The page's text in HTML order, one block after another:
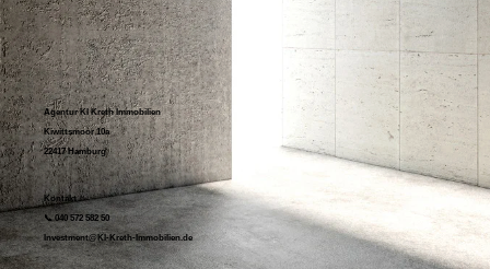
Agentur KI Kreth Immobilien
Kiwittsmoor 10a
22417 Hamburg
Kontakt
📞 040 572 582 50
Investment@KI-Kreth-Immobilien.de